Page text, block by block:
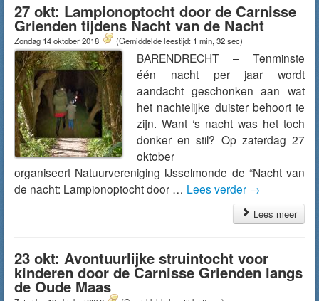
27 okt: Lampionoptocht door de Carnisse
Grienden tijdens Nacht van de Nacht
Zondag 14 oktober 2018 (Gemiddelde leestijd: 1 min, 32 sec)
BARENDRECHT – Tenminste
één nacht per jaar wordt
aandacht geschonken aan wat
het nachtelijke duister behoort te
zijn. Want ‘s nacht was het toch
donker en stil? Op zaterdag 27
oktober
organiseert Natuurvereniging IJsselmonde de “Nacht van
de nacht: Lampionoptocht door … Lees verder →
Lees meer
23 okt: Avontuurlijke struintocht voor
kinderen door de Carnisse Grienden langs
de Oude Maas